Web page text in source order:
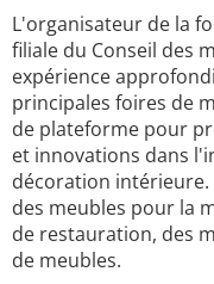
L'organisateur de la
filiale du Conseil des
expérience
principales foires de
de plateforme pour
et innovations dans
décoration
des meubles pour la
de restauration, des
de meubles.